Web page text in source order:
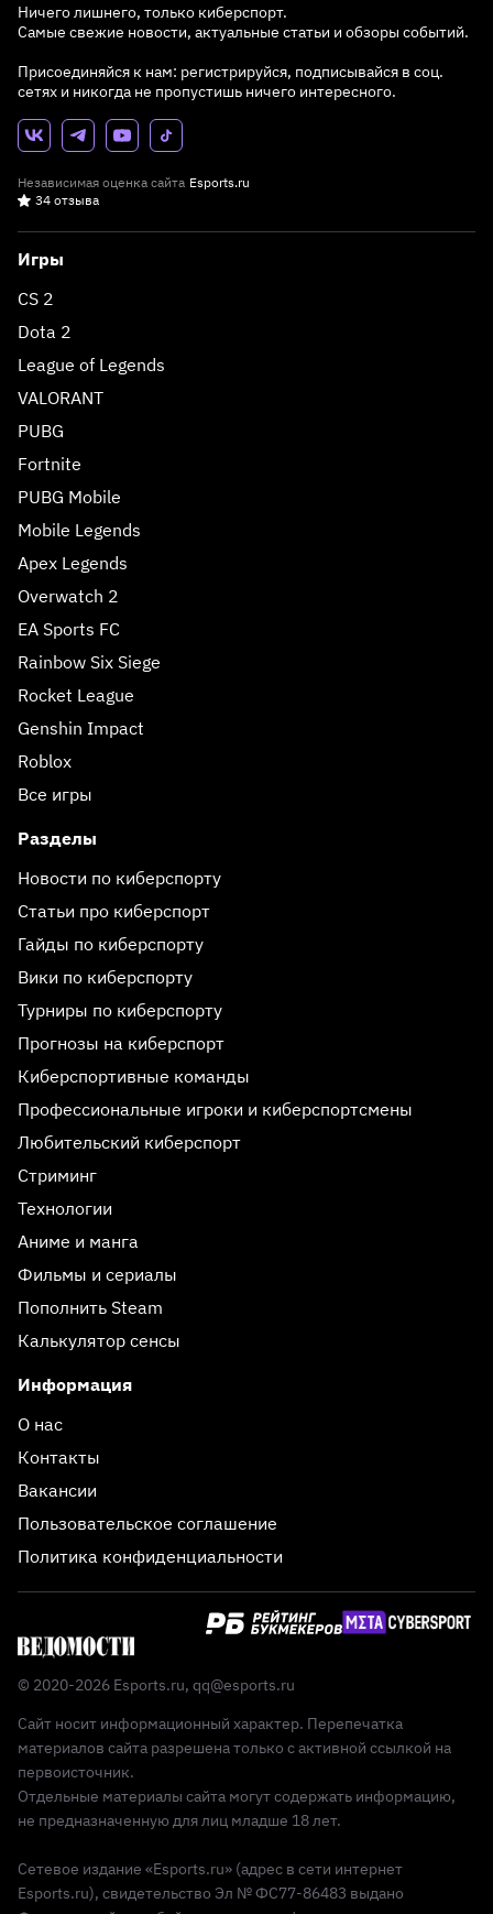
Ничего лишнего, только киберспорт.
Самые свежие новости, актуальные статьи и обзоры событий.
Присоединяйся к нам: регистрируйся, подписывайся в соц.
сетях и никогда не пропустишь ничего интересного.
Независимая оценка сайта Esports.ru
34 отзыва
Игры
CS 2
Dota 2
League of Legends
VALORANT
PUBG
Fortnite
PUBG Mobile
Mobile Legends
Apex Legends
Overwatch 2
EA Sports FC
Rainbow Six Siege
Rocket League
Genshin Impact
Roblox
Все игры
Разделы
Новости по киберспорту
Статьи про киберспорт
Гайды по киберспорту
Вики по киберспорту
Турниры по киберспорту
Прогнозы на киберспорт
Киберспортивные команды
Профессиональные игроки и киберспортсмены
Любительский киберспорт
Стриминг
Технологии
Аниме и манга
Фильмы и сериалы
Пополнить Steam
Калькулятор сенсы
Информация
О нас
Контакты
Вакансии
Пользовательское соглашение
Политика конфиденциальности
© 2020-2026 Esports.ru, qq@esports.ru
Сайт носит информационный характер. Перепечатка
материалов сайта разрешена только с активной ссылкой на
первоисточник.
Отдельные материалы сайта могут содержать информацию,
не предназначенную для лиц младше 18 лет.
Сетевое издание «Esports.ru» (адрес в сети интернет
Esports.ru), свидетельство Эл № ФС77-86483 выдано